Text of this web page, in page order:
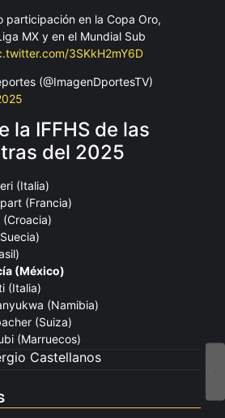
participación en la Copa Oro,
MX y en el Mundial Sub
3SKkH2mY6D
(@ImagenDportesTV)
la IFFHS de las
del 2025
(Italia)
(Francia)
(México)
(Italia)
(Namibia)
(Suiza)
(Marruecos)
Castellanos